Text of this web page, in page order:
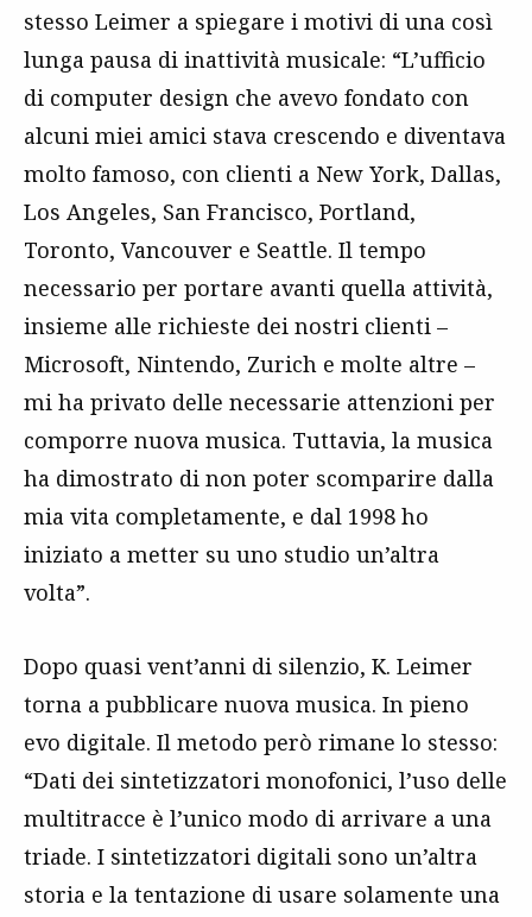
stesso Leimer a spiegare i motivi di una così
lunga pausa di inattività musicale: “L’ufficio
di computer design che avevo fondato con
alcuni miei amici stava crescendo e diventava
molto famoso, con clienti a New York, Dallas,
Los Angeles, San Francisco, Portland,
Toronto, Vancouver e Seattle. Il tempo
necessario per portare avanti quella attività,
insieme alle richieste dei nostri clienti –
Microsoft, Nintendo, Zurich e molte altre –
mi ha privato delle necessarie attenzioni per
comporre nuova musica. Tuttavia, la musica
ha dimostrato di non poter scomparire dalla
mia vita completamente, e dal 1998 ho
iniziato a metter su uno studio un’altra
volta”.
Dopo quasi vent’anni di silenzio, K. Leimer
torna a pubblicare nuova musica. In pieno
evo digitale. Il metodo però rimane lo stesso:
“Dati dei sintetizzatori monofonici, l’uso delle
multitracce è l’unico modo di arrivare a una
triade. I sintetizzatori digitali sono un’altra
storia e la tentazione di usare solamente una